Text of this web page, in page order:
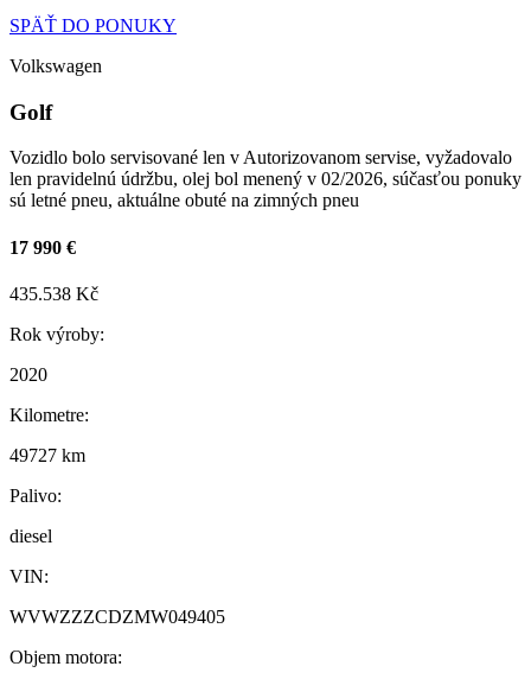
SPÄŤ DO PONUKY
Volkswagen
Golf
Vozidlo bolo servisované len v Autorizovanom servise, vyžadovalo
len pravidelnú údržbu, olej bol menený v 02/2026, súčasťou ponuky
sú letné pneu, aktuálne obuté na zimných pneu
17 990 €
435.538 Kč
Rok výroby:
2020
Kilometre:
49727 km
Palivo:
diesel
VIN:
WVWZZZCDZMW049405
Objem motora: